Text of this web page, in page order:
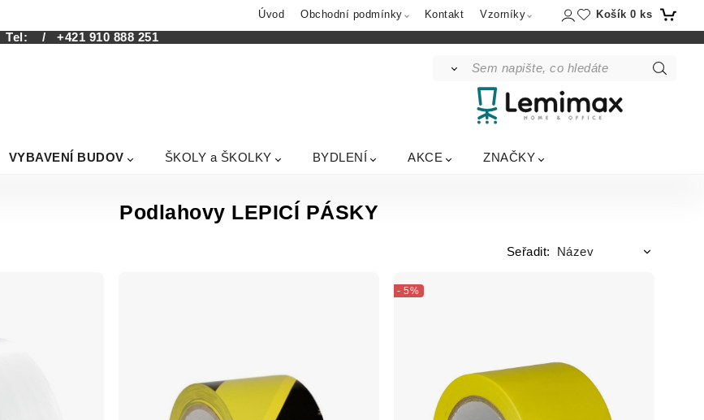
Úvod Obchodní podmínky Kontakt Vzorníky Košík 0 ks
Tel: / +421 910 888 251
VYBAVENÍ BUDOV ŠKOLY a ŠKOLKY BYDLENÍ AKCE ZNAČKY
Podlahovy LEPICÍ PÁSKY
Seřadit:
- 5%